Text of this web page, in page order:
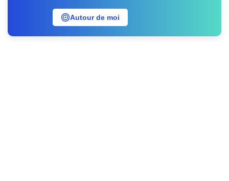
Autour de moi